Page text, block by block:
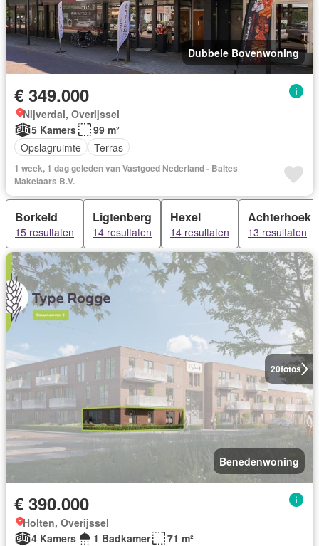
Dubbele Bovenwoning
€ 349.000
Nijverdal, Overijssel
5 Kamers
99 m²
Opslagruimte
Terras
1 week, 1 dag geleden van Vastgoed Nederland - Baltes
Makelaars B.V.
Borkeld
15 resultaten
Ligtenberg
14 resultaten
Hexel
14 resultaten
Achterhoek
13 resultaten
20fotos
Benedenwoning
€ 390.000
Holten, Overijssel
4 Kamers
1 Badkamer
71 m²